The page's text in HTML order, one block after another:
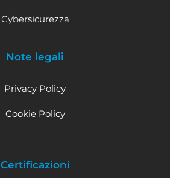
Cybersicurezza
Note legali
Privacy Policy
Cookie Policy
Certificazioni